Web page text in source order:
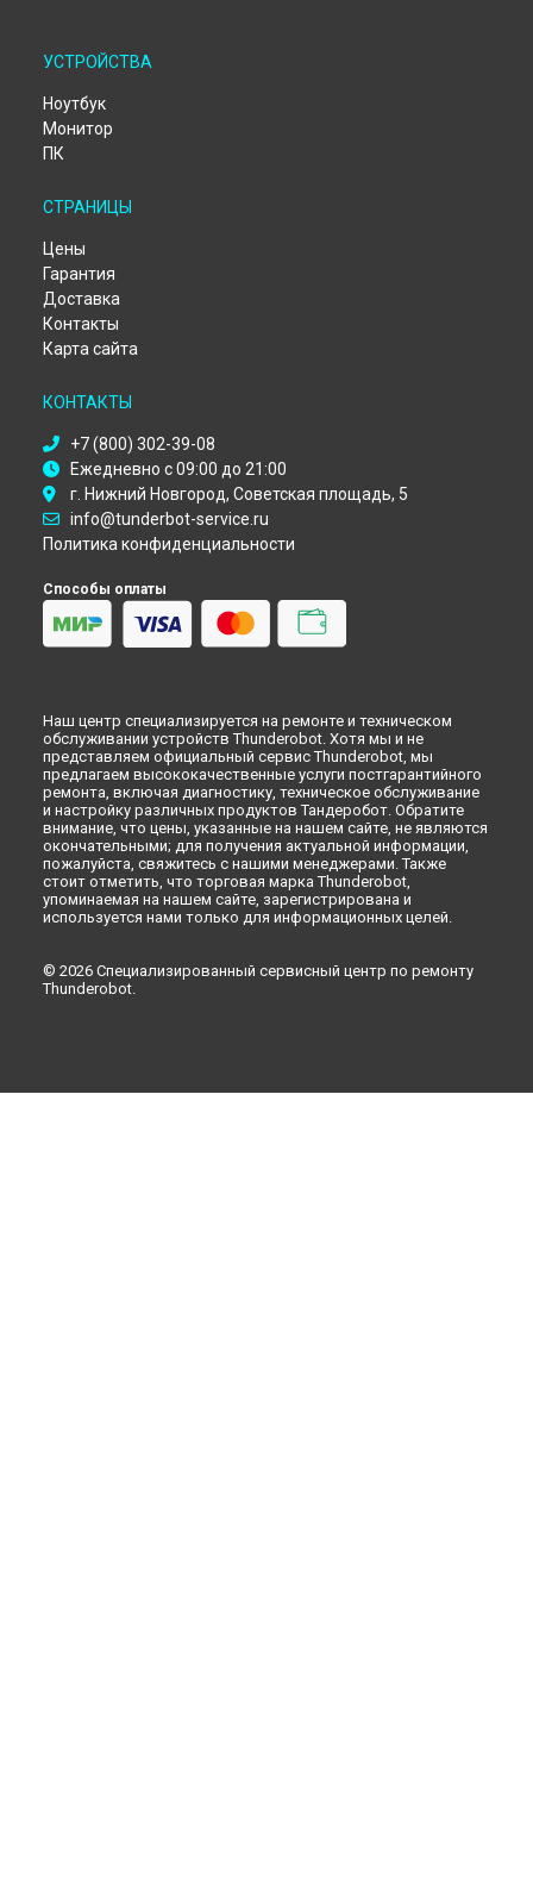
Петербурге
УСТРОЙСТВА
Ноутбук
Монитор
ПК
СТРАНИЦЫ
Цены
Гарантия
Доставка
Контакты
Карта сайта
КОНТАКТЫ
+7 (800) 302-39-08
Ежедневно с 09:00 до 21:00
г. Нижний Новгород, Советская площадь, 5
info@tunderbot-service.ru
Политика конфиденциальности
Способы оплаты
Наш центр специализируется на ремонте и техническом
обслуживании устройств Thunderobot. Хотя мы и не
представляем официальный сервис Thunderobot, мы
предлагаем высококачественные услуги постгарантийного
ремонта, включая диагностику, техническое обслуживание
и настройку различных продуктов Тандеробот. Обратите
внимание, что цены, указанные на нашем сайте, не являются
окончательными; для получения актуальной информации,
пожалуйста, свяжитесь с нашими менеджерами. Также
стоит отметить, что торговая марка Thunderobot,
упоминаемая на нашем сайте, зарегистрирована и
используется нами только для информационных целей.
© 2026 Специализированный сервисный центр по ремонту
Thunderobot.